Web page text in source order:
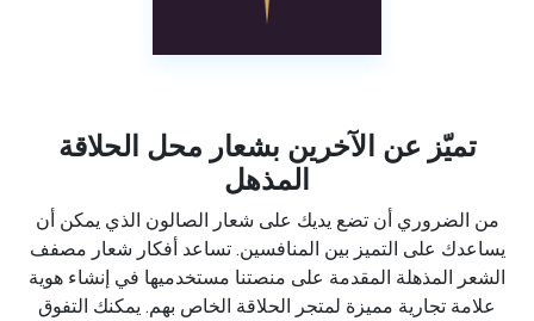
تميّز عن الآخرين بشعار محل الحلاقة
المذهل
من الضروري أن تضع يديك على شعار الصالون الذي يمكن أن
يساعدك على التميز بين المنافسين. تساعد أفكار شعار مصفف
الشعر المذهلة المقدمة على منصتنا مستخدميها في إنشاء هوية
علامة تجارية مميزة لمتجر الحلاقة الخاص بهم. يمكنك التفوق